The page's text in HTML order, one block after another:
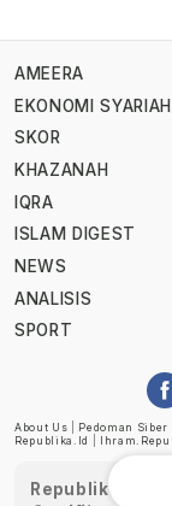
AMEERA
EKONOMI SYARIAH
SKOR
KHAZANAH
IQRA
ISLAM DIGEST
NEWS
ANALISIS
SPORT
About Us Pedoman Siber
Republika.id
Republika